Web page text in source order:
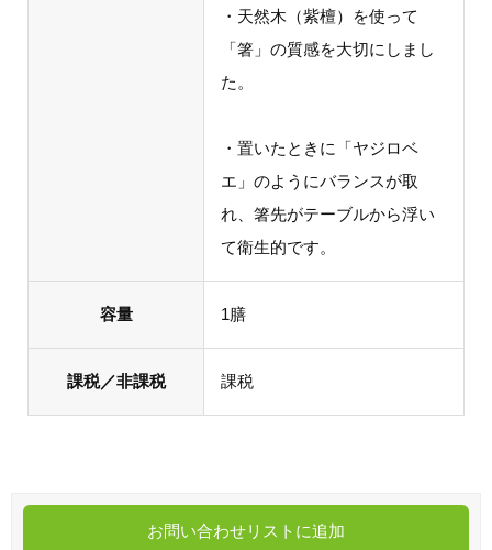
・天然木（紫檀）を使って
「箸」の質感を大切にしまし
た。
・置いたときに「ヤジロベ
エ」のようにバランスが取
れ、箸先がテーブルから浮い
て衛生的です。
容量 1膳
課税／非課税 課税
お問い合わせリストに追加